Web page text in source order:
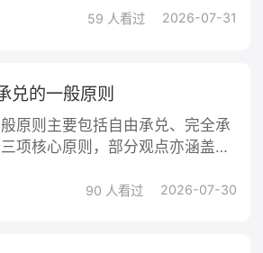
59 人看过 2026-07-31
兑的一般原则
原则主要包括自由承兑、完全承
项核心原则，部分观点亦涵盖即
90 人看过 2026-07-30